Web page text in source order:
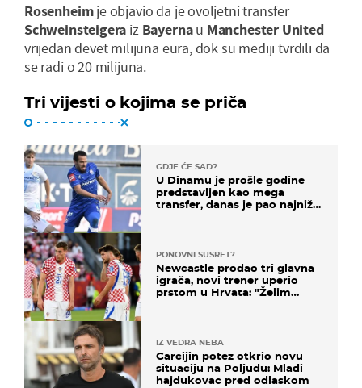
Rosenheimje objavio da je ovoljetni transfer
Schweinsteigera iz Bayernau Manchester United
vrijedan devet milijuna eura, dok su mediji tvrdili da
se radi o 20 milijuna.
Tri vijesti o kojima se priča
GDJE ĆE SAD?
U Dinamu je prošle godine
predstavljen kao mega
transfer, danas je pao najniže
PONOVNI SUSRET?
Newcastle prodao tri glavna
igrača, novi trener uperio
prstom u Hrvata: "Želim
IZ VEDRA NEBA
Garcijin potez otkrio novu
situaciju na Poljudu: Mladi
hajdukovac pred odlaskom